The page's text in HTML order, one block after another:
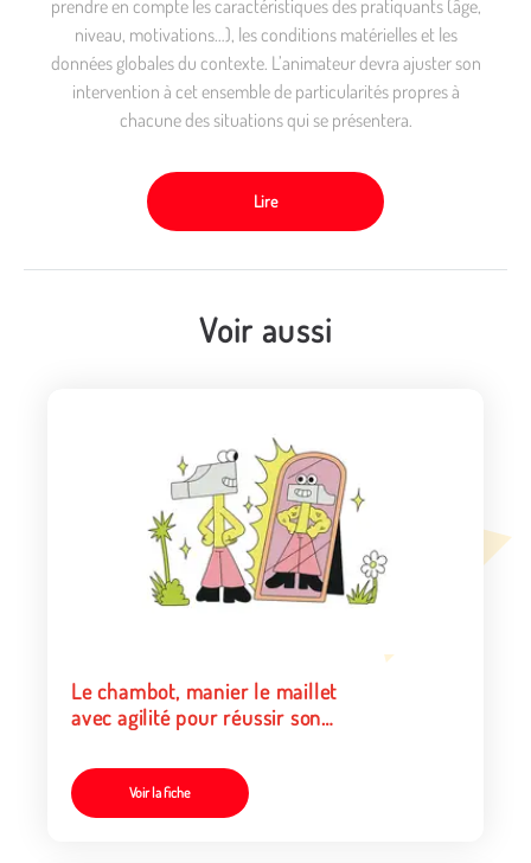
prendre en compte les caractéristiques des pratiquants (âge,
niveau, motivations…), les conditions matérielles et les
données globales du contexte. L’animateur devra ajuster son
intervention à cet ensemble de particularités propres à
chacune des situations qui se présentera.
Lire
Voir aussi
Le chambot, manier le maillet
avec agilité pour réussir son
Voir la fiche